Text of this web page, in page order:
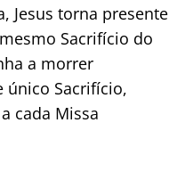
Jesus torna presente
Sacrifício do
a morrer
único Sacrifício,
cada Missa